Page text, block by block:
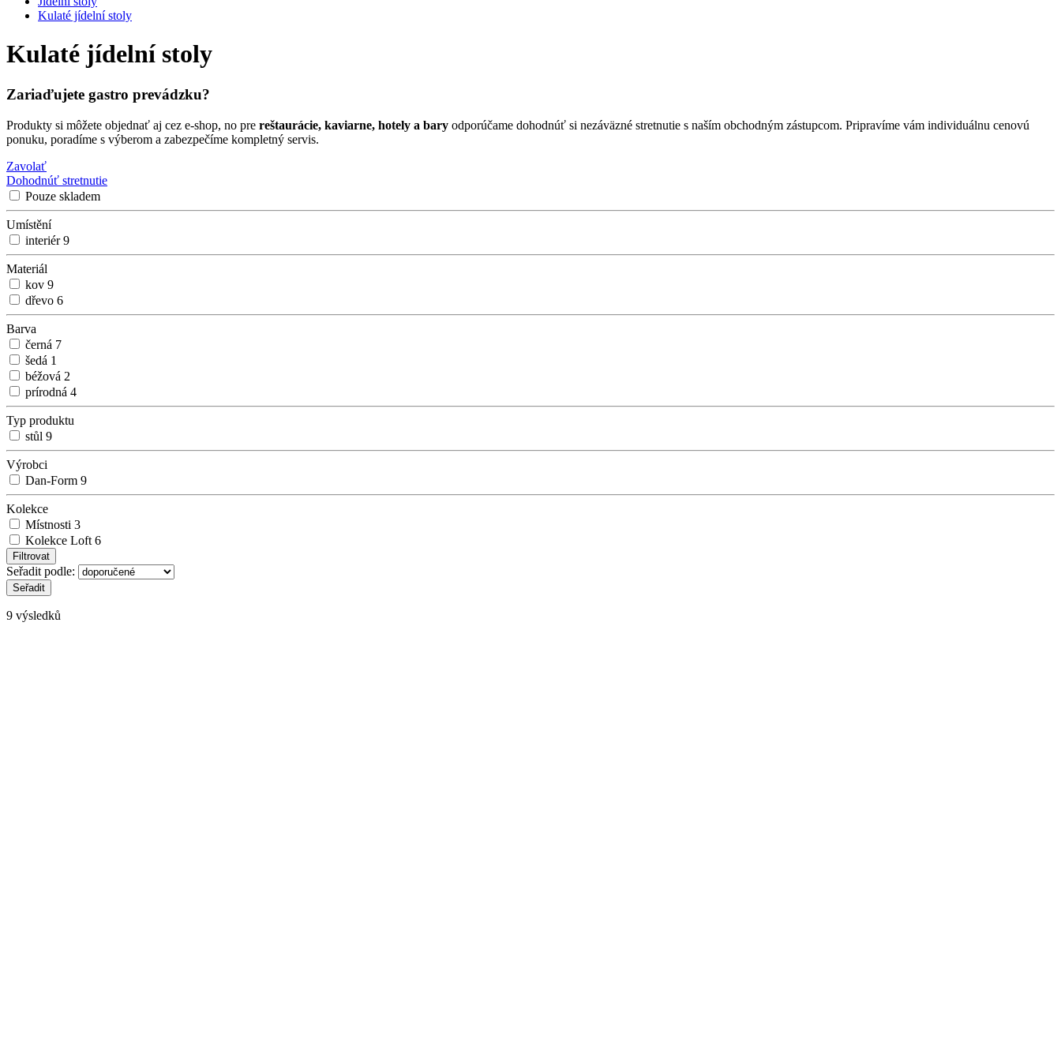
Kulaté jídelní stoly
Kulaté jídelní stoly
Zariaďujete gastro prevádzku?
Produkty si môžete objednať aj cez e-shop, no pre reštaurácie, kaviarne, hotely a bary odporúčame dohodnúť si nezáväzné stretnutie s naším obchodným zástupcom. Pripravíme vám individuálnu cenovú
ponuku, poradíme s výberom a zabezpečíme kompletný servis.
Zavolať
Dohodnúť stretnutie
Pouze skladem
Umístění
interiér9
Materiál
kov 9
dřevo 6
Barva
černá 7
šedá 1
béžová 2
prírodná 4
Typ produktu
stůl 9
Výrobci
Dan-Form 9
Kolekce
Místnosti 3
Kolekce Loft 6
Seřadit podle:
9 výsledků